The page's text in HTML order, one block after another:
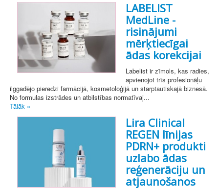
LABELIST
MedLine -
risinājumi
mērķtiecīgai
ādas korekcijai
Labelist ir zīmols, kas radies,
apvienojot trīs profesionāļu
ilggadējo pieredzi farmācijā, kosmetoloģijā un starptautiskajā biznesā.
No formulas izstrādes un atbilstības normatīvaj...
Tālāk »
Lira Clinical
REGEN līnijas
PDRN+ produkti
uzlabo ādas
reģenerāciju un
atjaunošanos